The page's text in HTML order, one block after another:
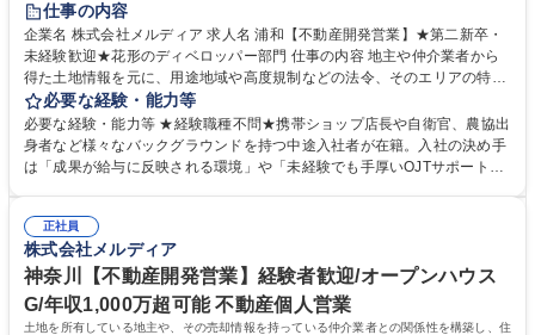
仕事の内容
企業名 株式会社メルディア 求人名 浦和【不動産開発営業】★第二新卒・
未経験歓迎★花形のディベロッパー部門 仕事の内容 地主や仲介業者から
得た土地情報を元に、用途地域や高度規制などの法令、そのエリアの特徴
や地域性も考慮し、商品化するための最適な区画割の検討や、建物のボリ
ュームの検討をします。 それらを元に建築予算を算出し、土地の買取価格
の査定および交渉をします。一度の取引で数十億が動く場合もあるダイナ
ミックな仕事です。 【具体的には】 ■売主様との関係構築・ヒアリング ■
産開発営業】★第二新卒・未経験歓迎★花形のディベロッパー部門
必要な経験・能力等
必要な経験・能力等 ★経験職種不問★携帯ショップ店長や自衛官、農協出
身者など様々なバックグラウンドを持つ中途入社者が在籍。入社の決め手
は「成果が給与に反映される環境」や「未経験でも手厚いOJTサポート」
ながら1からコンセプトを考え、家づくりを進めていきます。各職種のプ
ロがそれぞれの目線から意見をぶつけ合うことで、それぞれの業種の経験
だけでは身につかない、幅広い知識とスキルを身につけることができま
す。 学歴・資格 学歴：大学院 大学 高専 短大 専修学校 高校 語学力： 資
格：第一種運転免許普通自動車
正社員
株式会社メルディア
神奈川【不動産開発営業】経験者歓迎/オープンハウス
G/年収1,000万超可能 不動産個人営業
土地を所有している地主や、その売却情報を持っている仲介業者との関係性を構築し、住